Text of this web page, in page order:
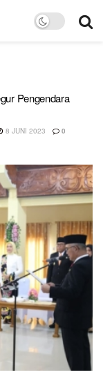
Pengendara
8 JUNI 2023 0